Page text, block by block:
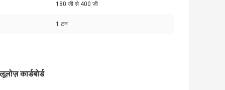
180 जी से 400 जी
1 टन
कार्डबोर्ड